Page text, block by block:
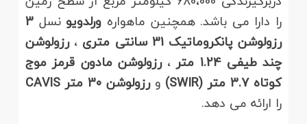
را دارا می باشد. همچنین ماهواره ورلدویو نسل 3
رزولوشن پانکروماتیک 31 سانتی متری
،رزولوشن
چند طیفی 1.24 متر
،رزولوشن مادون قرمز موج
کوتاه 3.7 متر (SWIR)
و رزولوشن 30 متر CAVIS
را ارائه می دهد.